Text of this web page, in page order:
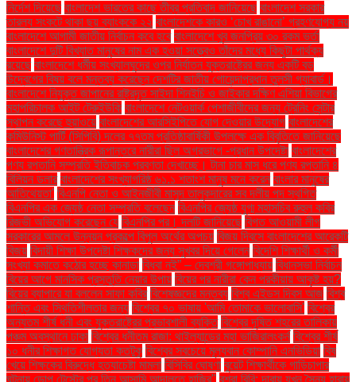
নির্দেশ দিয়েছে বাংলাদেশ ভারতের কাছে তীব্র প্রতিবাদ জানিয়েছে বাংলাদেশ সরকার
তারল্য সংকটে থাকা ছয় ব্যাংককে ২২ বাংলাদেশকে কারও ‘চোখ রাঙানো’ গ্রহণযোগ্য নয়
বাংলাদেশে আগামী জাতীয় নির্বাচন কবে হবে বাংলাদেশে খুব জনপ্রিয় ৩০ রকম ভর্তা
বাংলাদেশে দুটি বিখ্যাত মানুষের নাম এক হওয়া সত্ত্বেও তাঁদের মধ্যে কিছুটা পার্থক্য
রয়েছে বাংলাদেশে ধর্মীয় সংখ্যালঘুদের ওপর নির্যাতন যুক্তরাষ্ট্রের জন্য একটি বড়
উদ্বেগের বিষয় বলে মন্তব্য করেছেন দেশটির জাতীয় গোয়েন্দাপ্রধান তুলসী গ্যাবার্ড।
বাংলাদেশে নিযুক্ত জাপানের রাষ্ট্রদূত সাইদা শিনইচি ও জাইকার দক্ষিণ এশিয়া বিভাগের
মহাপরিচালক আইট টেরুইউকি বাংলাদেশে নেটওয়ার্ক পেশাজীবীদের জন্য ট্রেনিং সেন্টার
স্থাপন করেছে হুয়াওয়ে বাংলাদেশের আরসিইপিতে যোগ দেওয়ার উদ্যোগ বাংলাদেশের
কমিউনিস্ট পার্টি (সিপিবি) দলের ৭৭তম প্রতিষ্ঠাবার্ষিকী উপলক্ষে এক বিবৃতিতে জানিয়েছে
বাংলাদেশের গণতান্ত্রিক রূপান্তরে নারীরা ছিল অগ্রভাগে -প্রধান উপদেষ্টা বাংলাদেশের
পণ্য রপ্তানি সম্প্রতি ইতিবাচক প্রবণতা দেখাচ্ছে। টানা চার মাস ধরে পণ্য রপ্তানি ৪
বিলিয়ন ডলার বাংলাদেশের সংখ্যাগরিষ্ঠ ৬১.১ শতাংশ মানুষ মনে করেন বাংলার মানুষের
আতিথেয়তা' বিএনপি নেতা ও আইনজীবী মাসুদ তালুকদারের সব দলীয় পদ স্থগিত
বিএনপির এক জ্যেষ্ঠ নেতা সম্প্রতি বলেছেন বিএনপির জ্যেষ্ঠ যুগ্ম মহাসচিব রুহুল কবির
রিজভী অভিযোগ করেছেন যে বিএনপির পর। দলটি জানিয়েছে বিগত আওয়ামী লীগ
সরকারের আমলে উন্নয়ন প্রকল্পে বিপুল অর্থের অপচয় বিজয় দিবসে বাংলাদেশের আরেকটি
বিজয় বিদায়ী শিক্ষা উপদেষ্টা শিক্ষকদের জন্য সুখবর দিয়ে গেলেন বিদেশি শিক্ষার্থী ও কর্মী
সংখ্যা কমাতে কঠোর হচ্ছে কানাডা বিধবা নই” – দেবশ্রী গঙ্গোপাধ্যায় বিধানসভা নির্বাচন
বিয়ের আগে মানসিক প্রস্তুতি নেয়ার উপায় বিয়ের পর নারীরা কেন পরকীয়ায় আকৃষ্ট হয়?
বিয়ের ব্যাপারে যা বললেন সাফা কবির বিশেষজ্ঞদের মন্তব্য বিশ্ব এইডস দিবস আজ বিশ্ব
শান্তি এবং স্থিতিশীলতার জন্য বিশ্বের ৭০ ভাষায় 'আমি তোমাকে ভালোবাসি' বিশ্বের
অন্যতম শীর্ষ ধনী এবং যুক্তরাষ্ট্রের প্রভাবশালী ব্যক্তি বিশ্বের দূষিত শহরের তালিকায়
পঞ্চম অবস্থানে ঢাকা বিশ্বের ধনীতম রাজা: থাইল্যান্ডের মহা ভাজিরালংকর্ন বিশ্বের শীর্ষ
১০ ধনীর শিক্ষাগত যোগ্যতা কতটুকু বিশ্বের সবচেয়ে মূল্যবান কোম্পানি এনভিডিয়া বিষ
খেয়ে শিক্ষকের বিরুদ্ধে হত্যাচেষ্টা মামলা বিসিবির ঘোষণা বুয়েট শিক্ষার্থীকে গাড়িচাপার
ঘটনায় ডোপ টেস্টের পর তিন আসামি আদালতে হাজির" বুশরা বিবি: দাবায় যখন সৈন্য হারায়